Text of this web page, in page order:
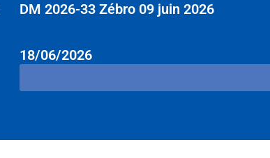
DM 2026-33 Zébro 09 juin 2026
18/06/2026